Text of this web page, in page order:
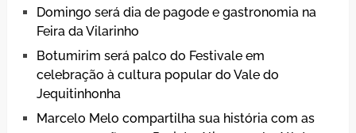
Domingo será dia de pagode e gastronomia na
Feira da Vilarinho
Botumirim será palco do Festivale em
celebração à cultura popular do Vale do
Jequitinhonha
Marcelo Melo compartilha sua história com as